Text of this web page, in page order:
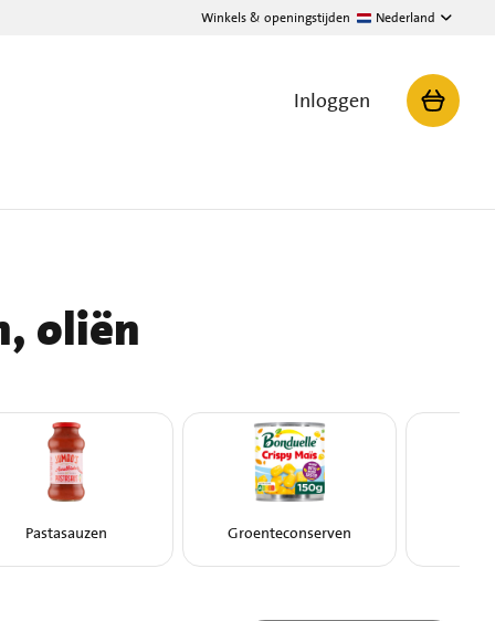
Winkels & openingstijden Nederland
Inloggen
oliën
Pastasauzen Groenteconserven